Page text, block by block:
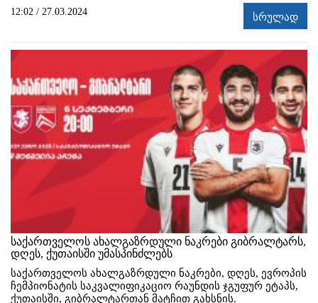
12:02 / 27.03.2024 სრულად
საქართველოს ახალგაზრდული ნაკრები გიბრალტარს,
დღეს, ქუთაისში უმასპინძლებს
საქართველოს ახალგაზრდული ნაკრები, დღეს, ევროპის
ჩემპიონატის საკვალიფიკაციო რაუნდის ჯგუფურ ეტაპს,
ქუთაისში, გიბრალტართან მატჩით გახსნის.